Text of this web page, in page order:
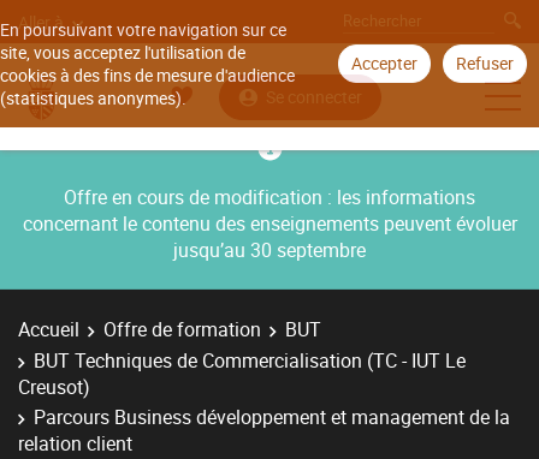
En poursuivant votre navigation sur ce
site, vous acceptez l'utilisation de
cookies à des fins de mesure d'audience
(statistiques anonymes).
Accepter Refuser
Aller à
Se connecter
Offre en cours de modification : les informations
concernant le contenu des enseignements peuvent évoluer
jusqu’au 30 septembre
Accueil Offre de formation
BUT
BUT Techniques de Commercialisation (TC - IUT Le
Creusot)
Parcours Business développement et management de la
relation client